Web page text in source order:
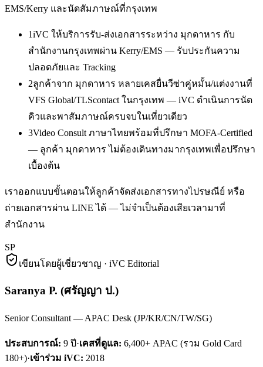
EMS/Kerry และนัดสัมภาษณ์ที่กรุงเทพ
1iVC ให้บริการรับ-ส่งเอกสารระหว่าง มุกดาหาร กับ
สำนักงานกรุงเทพผ่าน Kerry/EMS — รับประกันความ
ปลอดภัยและ Tracking
2ลูกค้าจาก มุกดาหาร หลายเคสยื่นวีซ่าคู่หมั้น/แต่งงานที่
VFS Global/TLScontact ในกรุงเทพ — iVC ดำเนินการนัด
คิวและพาสัมภาษณ์ครบจบในเที่ยวเดียว
3Video Consult ภาษาไทยพร้อมที่ปรึกษา MOFA-Certified
— ลูกค้า มุกดาหาร ไม่ต้องเดินทางมากรุงเทพเพื่อปรึกษา
เบื้องต้น
เราออกแบบขั้นตอนให้ลูกค้าจัดส่งเอกสารทางไปรษณีย์ หรือ
ถ่ายเอกสารผ่าน LINE ได้ — ไม่จำเป็นต้องเสียเวลามาที่
สำนักงาน
SP
เขียนโดยผู้เชี่ยวชาญ · iVC Editorial
Saranya P. (ศรัญญา ป.)
Senior Consultant — APAC Desk (JP/KR/CN/TW/SG)
ประสบการณ์: 9 ปี·เคสที่ดูแล: 6,400+ APAC (รวม Gold Card
180+)·เข้าร่วม iVC: 2018